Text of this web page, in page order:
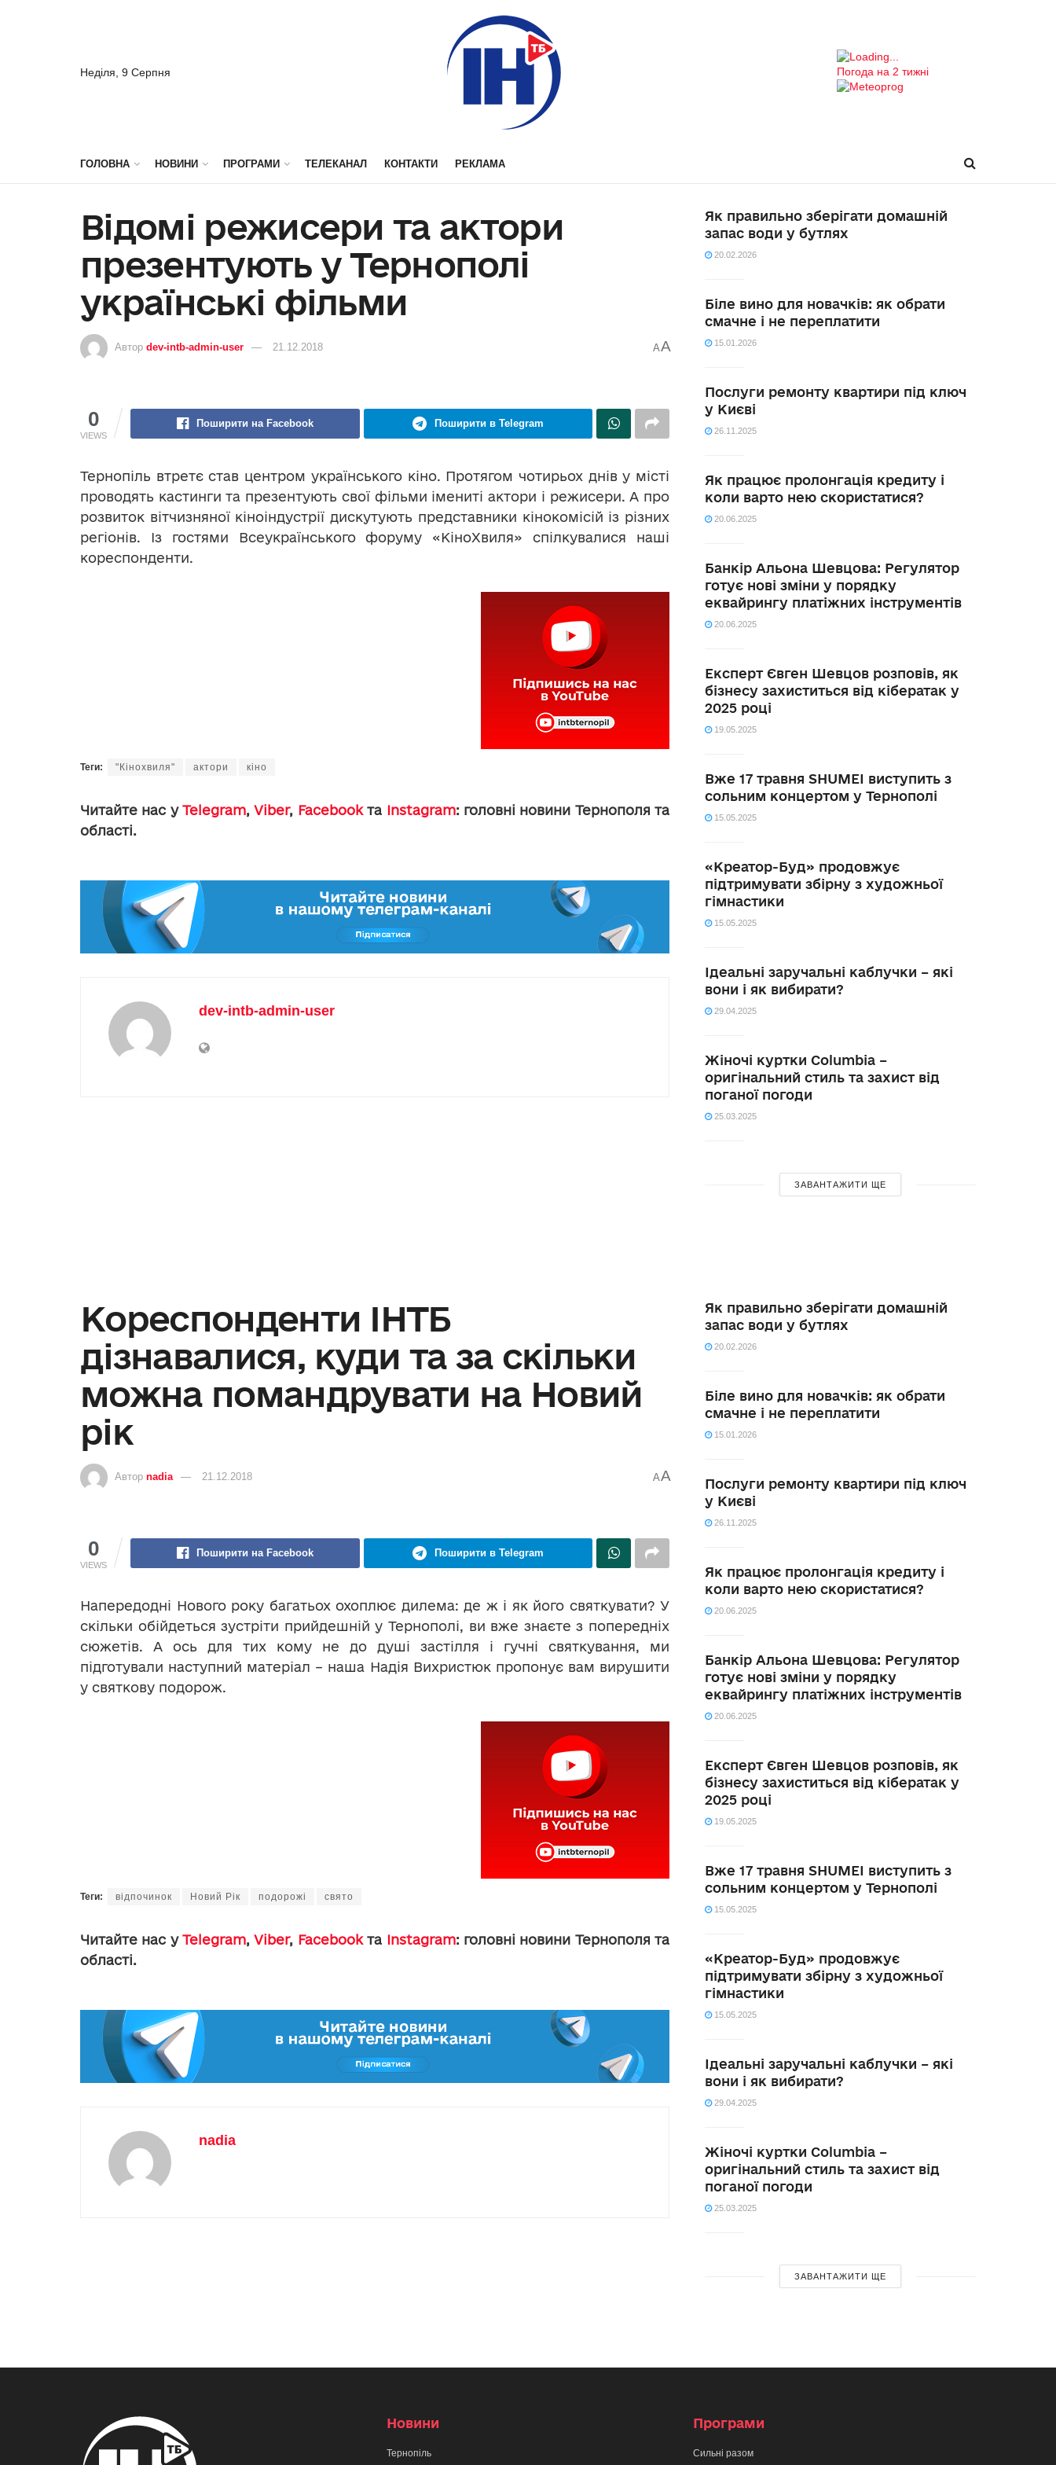
Неділя, 9 Серпня Погода на 2 тижні
ГОЛОВНА НОВИНИ ПРОГРАМИ ТЕЛЕКАНАЛ КОНТАКТИ РЕКЛАМА
Відомі режисери та актори
презентують у Тернополі
українські фільми
Автор dev-intb-admin-user 21.12.2018 AA
0
VIEWS
Поширити на Facebook Поширити в Telegram
Тернопіль втретє став центром українського кіно. Протягом чотирьох днів у місті
проводять кастинги та презентують свої фільми імениті актори і режисери. А про
розвиток вітчизняної кіноіндустрії дискутують представники кінокомісій із різних
регіонів. Із гостями Всеукраїнського форуму «КіноХвиля» спілкувалися наші
кореспонденти.
Теги: "Кінохвиля" актори кіно
Читайте нас уTelegram,Viber, Facebookта Instagram: головні новини Тернополя та
області.
dev-intb-admin-user
Як правильно зберігати домашній
запас води у бутлях
20.02.2026
Біле вино для новачків: як обрати
смачне і не переплатити
15.01.2026
Послуги ремонту квартири під ключ
у Києві
26.11.2025
Як працює пролонгація кредиту і
коли варто нею скористатися?
20.06.2025
Банкір Альона Шевцова: Регулятор
готує нові зміни у порядку
еквайрингу платіжних інструментів
20.06.2025
Експерт Євген Шевцов розповів, як
бізнесу захиститься від кібератак у
2025 році
19.05.2025
Вже 17 травня SHUMEI виступить з
сольним концертом у Тернополі
15.05.2025
«Креатор-Буд» продовжує
підтримувати збірну з художньої
гімнастики
15.05.2025
Ідеальні заручальні каблучки – які
вони і як вибирати?
29.04.2025
Жіночі куртки Columbia –
оригінальний стиль та захист від
поганої погоди
25.03.2025
ЗАВАНТАЖИТИ ЩЕ
Кореспонденти ІНТБ
дізнавалися, куди та за скільки
можна помандрувати на Новий
рік
Автор nadia 21.12.2018 AA
0
VIEWS
Поширити на Facebook Поширити в Telegram
Напередодні Нового року багатьох охоплює дилема: де ж і як його святкувати? У
скільки обійдеться зустріти прийдешній у Тернополі, ви вже знаєте з попередніх
сюжетів. А ось для тих кому не до душі застілля і гучні святкування, ми
підготували наступний матеріал – наша Надія Вихристюк пропонує вам вирушити
у святкову подорож.
Теги: відпочинок Новий Рік подорожі свято
Читайте нас уTelegram,Viber, Facebookта Instagram: головні новини Тернополя та
області.
nadia
Як правильно зберігати домашній
запас води у бутлях
20.02.2026
Біле вино для новачків: як обрати
смачне і не переплатити
15.01.2026
Послуги ремонту квартири під ключ
у Києві
26.11.2025
Як працює пролонгація кредиту і
коли варто нею скористатися?
20.06.2025
Банкір Альона Шевцова: Регулятор
готує нові зміни у порядку
еквайрингу платіжних інструментів
20.06.2025
Експерт Євген Шевцов розповів, як
бізнесу захиститься від кібератак у
2025 році
19.05.2025
Вже 17 травня SHUMEI виступить з
сольним концертом у Тернополі
15.05.2025
«Креатор-Буд» продовжує
підтримувати збірну з художньої
гімнастики
15.05.2025
Ідеальні заручальні каблучки – які
вони і як вибирати?
29.04.2025
Жіночі куртки Columbia –
оригінальний стиль та захист від
поганої погоди
25.03.2025
ЗАВАНТАЖИТИ ЩЕ
Новини
Тернопіль
Програми
Сильні разом